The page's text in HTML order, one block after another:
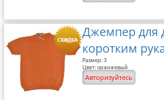
Компания
Калькулятора доставки
Деловые Линии
Размерная сетка
Джемпер для
коротким
Размер: 3
Цвет: оранжевый
Авторизуйтесь